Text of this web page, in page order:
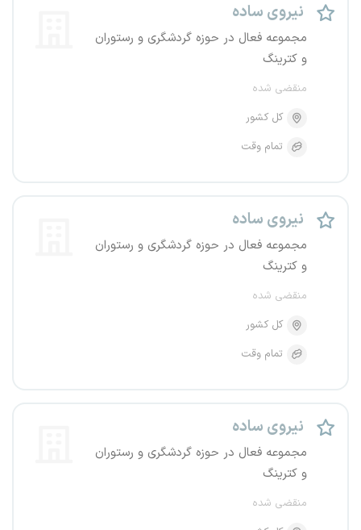
نیروی ساده
مجموعه فعال در حوزه گردشگری و رستوران
و کترینگ
منقضی شده
کل کشور
تمام وقت
نیروی ساده
مجموعه فعال در حوزه گردشگری و رستوران
و کترینگ
منقضی شده
کل کشور
تمام وقت
نیروی ساده
مجموعه فعال در حوزه گردشگری و رستوران
و کترینگ
منقضی شده